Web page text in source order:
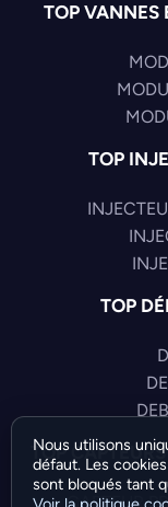
TOP VANNES
TOP
TOP
TOP
CAPTEUR
Nous utilisons
défaut. Les
sont bloqués tant